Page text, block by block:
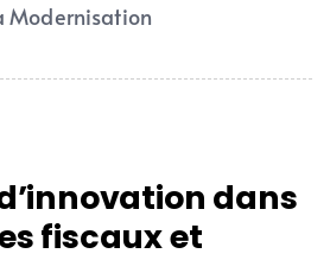
Modernisation
dans
fiscaux et